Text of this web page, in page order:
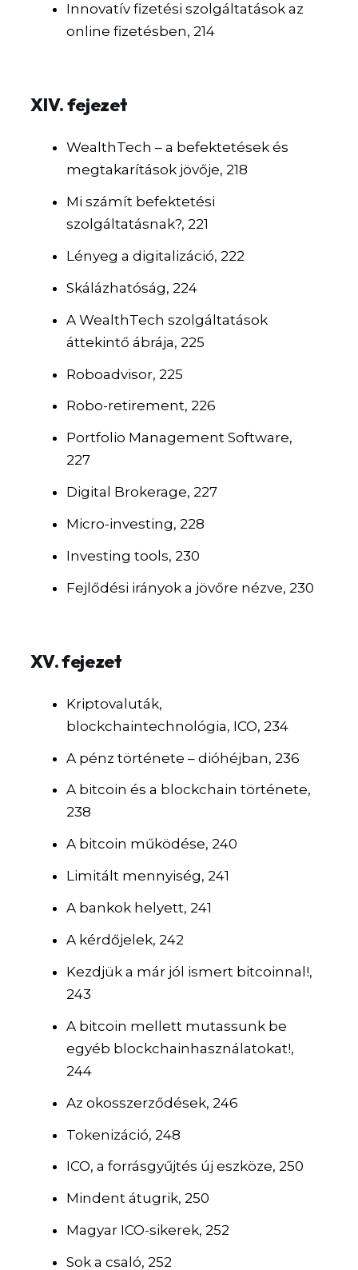
Innovatív fizetési szolgáltatások az
online fizetésben, 214
XIV. fejezet
WealthTech – a befektetések és
megtakarítások jövője, 218
Mi számít befektetési
szolgáltatásnak?, 221
Lényeg a digitalizáció, 222
Skálázhatóság, 224
A WealthTech szolgáltatások
áttekintő ábrája, 225
Roboadvisor, 225
Robo-retirement, 226
Portfolio Management Software,
227
Digital Brokerage, 227
Micro-investing, 228
Investing tools, 230
Fejlődési irányok a jövőre nézve, 230
XV. fejezet
Kriptovaluták,
blockchaintechnológia, ICO, 234
A pénz története – dióhéjban, 236
A bitcoin és a blockchain története,
238
A bitcoin működése, 240
Limitált mennyiség, 241
A bankok helyett, 241
A kérdőjelek, 242
Kezdjük a már jól ismert bitcoinnal!,
243
A bitcoin mellett mutassunk be
egyéb blockchainhasználatokat!,
244
Az okosszerződések, 246
Tokenizáció, 248
ICO, a forrásgyűjtés új eszköze, 250
Mindent átugrik, 250
Magyar ICO-sikerek, 252
Sok a csaló, 252